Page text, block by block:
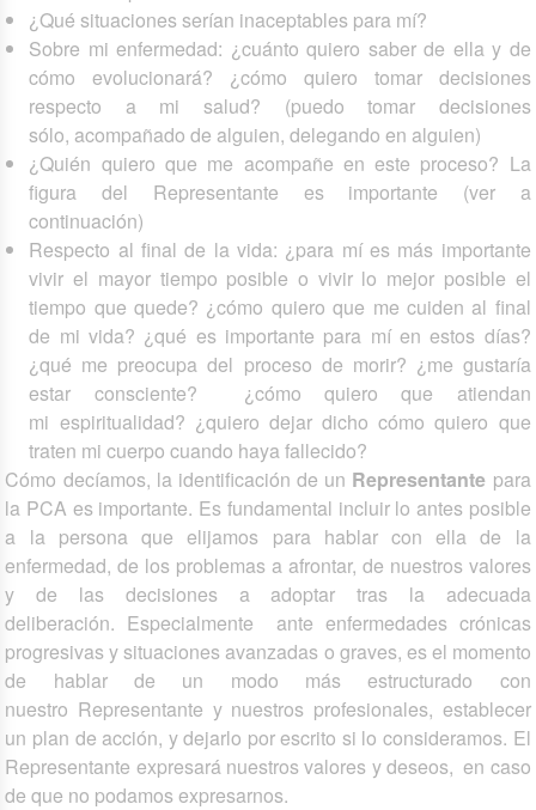
¿Qué situaciones serían inaceptables para mí?
Sobre mi enfermedad: ¿cuánto quiero saber de ella y de
cómo evolucionará? ¿cómo quiero tomar decisiones
respecto a mi salud? (puedo tomar decisiones
sólo, acompañado de alguien, delegando en alguien)
¿Quién quiero que me acompañe en este proceso? La
figura del Representante es importante (ver a
continuación)
Respecto al final de la vida: ¿para mí es más importante
vivir el mayor tiempo posible o vivir lo mejor posible el
tiempo que quede? ¿cómo quiero que me cuiden al final
de mi vida? ¿qué es importante para mí en estos días?
¿qué me preocupa del proceso de morir? ¿me gustaría
estar consciente? ¿cómo quiero que atiendan
mi espiritualidad? ¿quiero dejar dicho cómo quiero que
traten mi cuerpo cuando haya fallecido?
Cómo decíamos, la identificación de un Representante para
la PCA es importante. Es fundamental incluir lo antes posible
a la persona que elijamos para hablar con ella de la
enfermedad, de los problemas a afrontar, de nuestros valores
y de las decisiones a adoptar tras la adecuada
deliberación. Especialmente ante enfermedades crónicas
progresivas y situaciones avanzadas o graves, es el momento
de hablar de un modo más estructurado con
nuestro Representante y nuestros profesionales, establecer
un plan de acción, y dejarlo por escrito si lo consideramos. El
Representante expresará nuestros valores y deseos, en caso
de que no podamos expresarnos.